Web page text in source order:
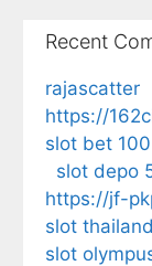
Recent
rajascatter
https://
slot bet 100
slot depo
https://jf-
slot thailand
slot